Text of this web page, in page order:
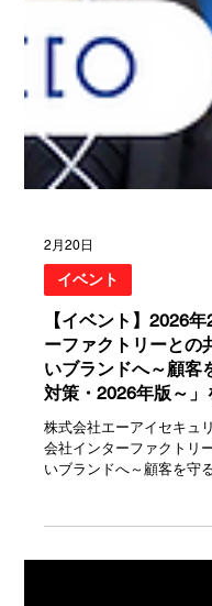
2月20日